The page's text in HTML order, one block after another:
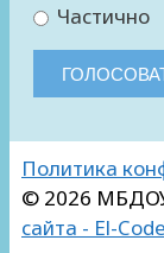
Частично
Политика
© 2026
сайта - El-